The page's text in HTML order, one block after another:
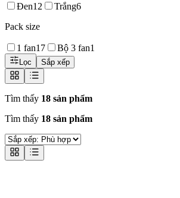
Đen12 Trắng6
Pack size
1 fan17 Bộ 3 fan1
Lọc Sắp xếp
Tìm thấy 18 sản phẩm
Tìm thấy 18 sản phẩm